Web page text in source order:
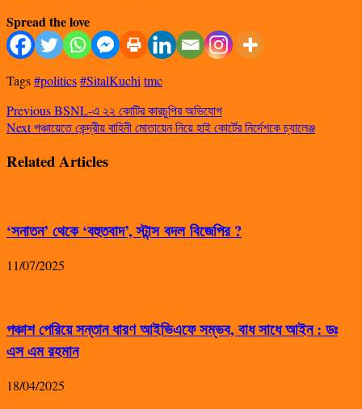
Spread the love
Tags#politics#SitalKuchi tmc
PreviousBSNL-এ ২২ কোটির কারচুপির অভিযোগ
Nextপঞ্চায়েতে কেন্দ্রীয় বাহিনী মোতায়েন নিয়ে হাই কোর্টের নির্দেশকে চ্যালেঞ্জ
Related Articles
‘সনাতন’ থেকে ‘বহুতবাদ’, স্টান্স বদল বিজেপির ?
11/07/2025
পঞ্চাশ পেরিয়ে সন্তান ধারণ আইভিএফে সম্ভব, বাধ সাধে আইন : ডঃ
এস এম রহমান
18/04/2025